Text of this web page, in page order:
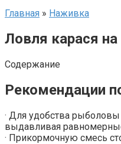
Главная » Наживка
Ловля карася
Содержание
Рекомендации
· Для удобства
выдавливая
· Прикормочную смесь